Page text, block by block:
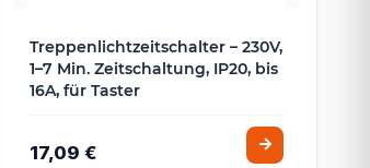
Treppenlichtzeitschalter – 230V,
1–7 Min. Zeitschaltung, IP20, bis
16A, für Taster
17,09 €